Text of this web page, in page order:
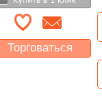
Торговаться